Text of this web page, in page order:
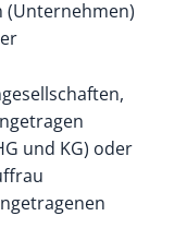
(Unternehmen)
und KG) oder